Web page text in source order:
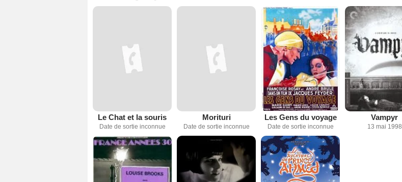
Le Chat et la souris
Date de sortie inconnue
Morituri
Date de sortie inconnue
Les Gens du voyage
Date de sortie inconnue
Vampyr
13 mai 1998